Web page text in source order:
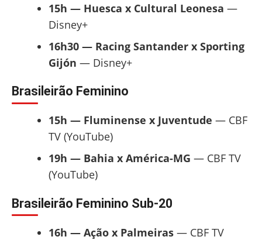
15h — Huesca x Cultural Leonesa —
Disney+
16h30 — Racing Santander x Sporting
Gijón — Disney+
Brasileirão Feminino
15h — Fluminense x Juventude — CBF
TV (YouTube)
19h — Bahia x América-MG — CBF TV
(YouTube)
Brasileirão Feminino Sub-20
16h — Ação x Palmeiras— CBF TV